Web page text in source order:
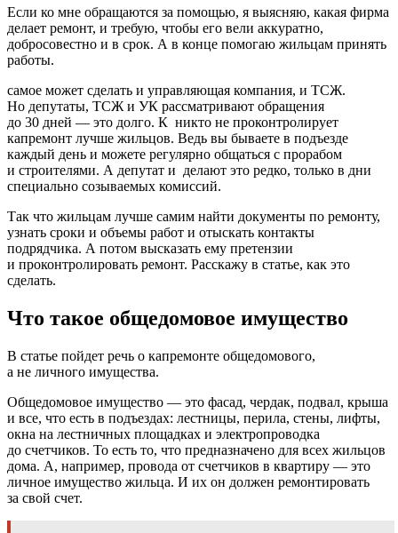
Если ко мне обращаются за помощью, я выясняю, какая фирма
делает ремонт, и требую, чтобы его вели аккуратно,
добросовестно и в срок. А в конце помогаю жильцам принять
работы.
самое может сделать и управляющая компания, и ТСЖ.
Но депутаты, ТСЖ и УК рассматривают обращения
до 30 дней — это долго. К никто не проконтролирует
капремонт лучше жильцов. Ведь вы бываете в подъезде
каждый день и можете регулярно общаться с прорабом
и строителями. А депутат и делают это редко, только в дни
специально созываемых комиссий.
Так что жильцам лучше самим найти документы по ремонту,
узнать сроки и объемы работ и отыскать контакты
подрядчика. А потом высказать ему претензии
и проконтролировать ремонт. Расскажу в статье, как это
сделать.
Что такое общедомовое имущество
В статье пойдет речь о капремонте общедомового,
а не личного имущества.
Общедомовое имущество — это фасад, чердак, подвал, крыша
и все, что есть в подъездах: лестницы, перила, стены, лифты,
окна на лестничных площадках и электропроводка
до счетчиков. То есть то, что предназначено для всех жильцов
дома. А, например, провода от счетчиков в квартиру — это
личное имущество жильца. И их он должен ремонтировать
за свой счет.